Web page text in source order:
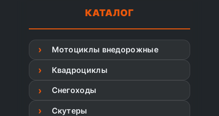
КАТАЛОГ
Мотоциклы внедорожные
Квадроциклы
Снегоходы
Скутеры